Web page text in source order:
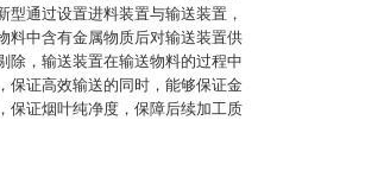
型通过设置进料装置与输送装置，
料中含有金属物质后对输送装置供
除，输送装置在输送物料的过程中
保证高效输送的同时，能够保证金
保证烟叶纯净度，保障后续加工质